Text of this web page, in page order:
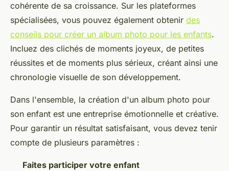
cohérente de sa croissance. Sur les plateformes
spécialisées, vous pouvez également obtenir des
conseils pour créer un album photo pour les enfants.
Incluez des clichés de moments joyeux, de petites
réussites et de moments plus sérieux, créant ainsi une
chronologie visuelle de son développement.
Dans l'ensemble, la création d'un album photo pour
son enfant est une entreprise émotionnelle et créative.
Pour garantir un résultat satisfaisant, vous devez tenir
compte de plusieurs paramètres :
Faites participer votre enfant